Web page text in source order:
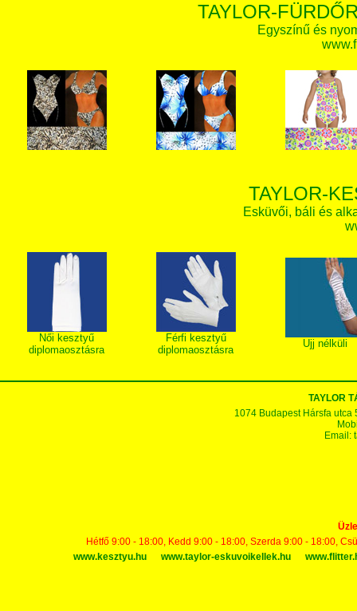
TAYLOR-
Egyszínű és
TAYLOR-
Esküvői, báli és
Női kesztyű
diplomaosztásra
Férfi kesztyű
diplomaosztásra
Ujj nélküli
TAYLOR
1074 Budapest Hársfa utca
Email:
Hétfő 9:00 - 18:00, Kedd 9:00 - 18:00, Szerda 9:00 - 18:00,
www.kesztyu.hu
www.taylor-eskuvoikellek.hu